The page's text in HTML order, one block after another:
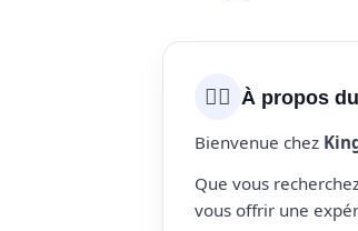
💇‍♀️ À propos
Bienvenue chez
Que vous
vous offrir une